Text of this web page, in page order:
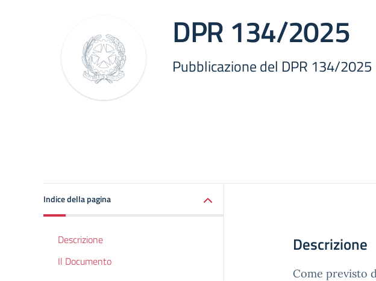
DPR 134/2025
Pubblicazione del DPR 134/2025
Indice della pagina
Descrizione
Il Documento
Descrizione
Come previsto